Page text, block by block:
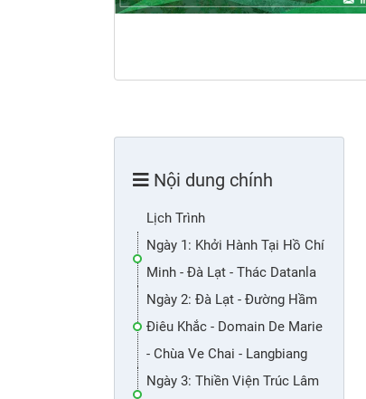
Nội dung chính
Lịch Trình
Ngày 1: Khởi Hành Tại Hồ Chí
Minh - Đà Lạt - Thác Datanla
Ngày 2: Đà Lạt - Đường Hầm
Điêu Khắc - Domain De Marie
- Chùa Ve Chai - Langbiang
Ngày 3: Thiền Viện Trúc Lâm